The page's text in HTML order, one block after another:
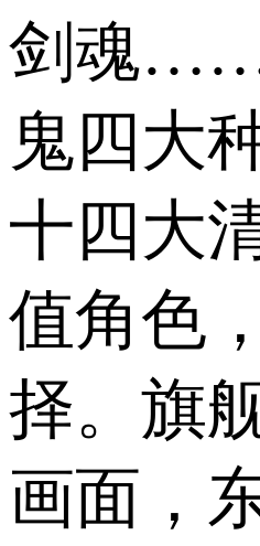
剑魂
鬼四大
十四大
值角色
择。旗
画面，